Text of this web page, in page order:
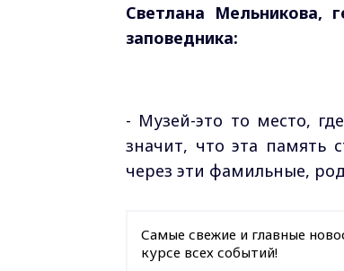
Светлана Мельникова,
заповедника:
- Музей-это то место,
значит, что эта память
через эти фамильные,
Самые свежие и главные
курсе всех событий!